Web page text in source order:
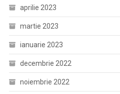
aprilie 2023
martie 2023
ianuarie 2023
decembrie 2022
noiembrie 2022